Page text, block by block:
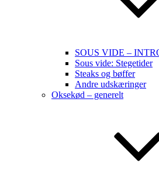
SOUS VIDE –
Sous vide: Stegetider
Steaks og bøffer
Andre udskæringer
Oksekød – generelt